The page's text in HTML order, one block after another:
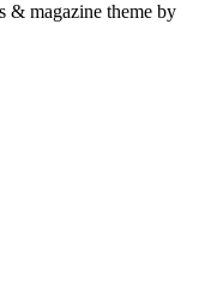
& magazine theme by